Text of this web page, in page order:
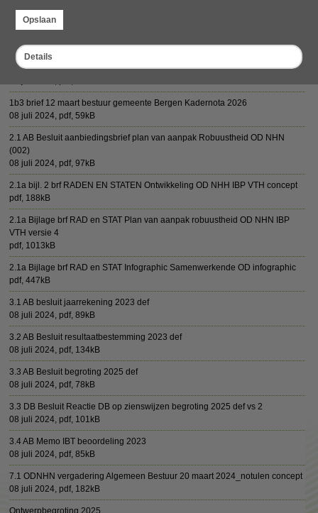
Opslaan
Details
08 juli 2024,pdf
08 juli 2024,pdf, 239kB
1b2 brief 6 maart Hollands Kroon Kadernota 2026 brief aan GR'en
1b3 brief 12 maart bestuur gemeente Bergen Kadernota 2026
08 juli 2024, pdf, 59kB
2.1 AB Besluit aanbiedingsbrief plan van aanpak Robuustheid OD NHN
(002)
08 juli 2024, pdf, 97kB
2.1a bijl. 2 brf RADEN EN STATEN Ontwikkeling OD NHH IBP VTH concept
pdf, 188kB
2.1a Bijlage brf RAD en STAT Plan van aanpak robuustheid OD NHN IBP
VTH versie 4
pdf, 1013kB
2.1a Bijlage brf RAD en STAT Infographic Samenwerkende OD infographic
pdf, 447kB
3.1 AB besluit jaarrekening 2023 def
08 juli 2024, pdf, 89kB
3.2 AB Besluit resultaatbestemming 2023 def
08 juli 2024, pdf, 134kB
3.3 AB Besluit begroting 2025 def
08 juli 2024, pdf, 78kB
3.3 DB Besluit Reactie DB op zienswijzen begroting 2025 def vs 2
08 juli 2024, pdf, 101kB
3.4 AB Memo IBT beoordeling 2023
08 juli 2024, pdf, 85kB
7.1 ODNHN vergadering Algemeen Bestuur 20 maart 2024_notulen concept
08 juli 2024, pdf, 182kB
Ontwerpbegroting 2025